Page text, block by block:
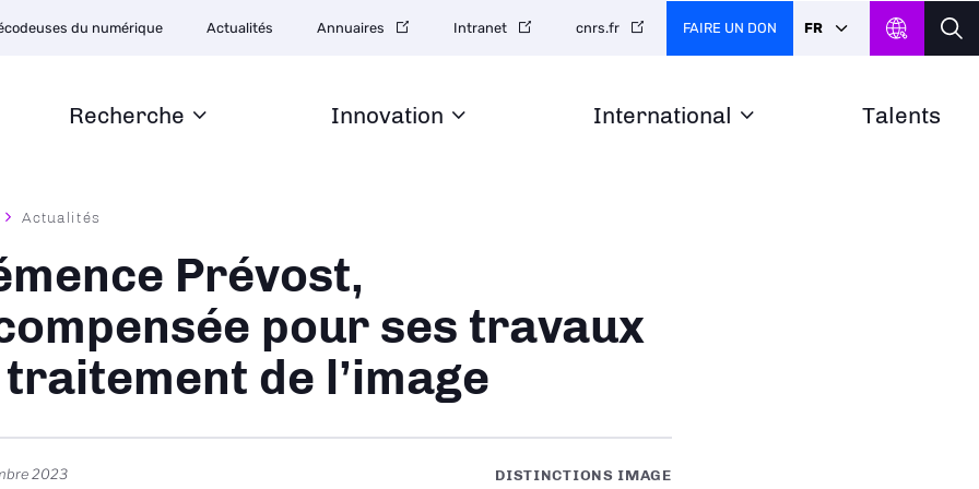
Recherche Innovation International Talents
du numérique Actualités Annuaires Intranet cnrs.fr FAIRE UN DON FR
Actualités
Prévost,
pour ses travaux
de l’image
2023 DISTINCTIONS IMAGE